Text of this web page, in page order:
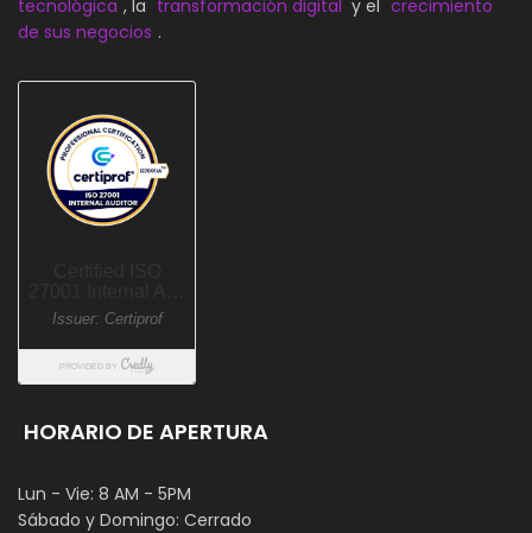
tecnológica , la transformación digital y el crecimiento
de sus negocios .
HORARIO DE APERTURA
Lun - Vie: 8 AM - 5PM
Sábado y Domingo: Cerrado